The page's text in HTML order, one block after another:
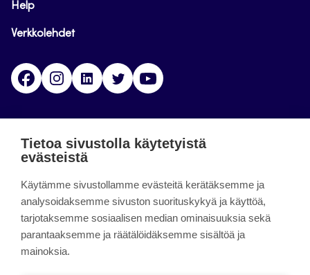
Help
Verkkolehdet
FacebookInstagramLinkedinTwitter
päättynyt 11.9.2023.
About the site
Käyttöehdot
Tietoa sivustolla käytetyistä
evästeistä
Käytämme sivustollamme evästeitä kerätäksemme ja
analysoidaksemme sivuston suorituskykyä ja käyttöä,
tarjotaksemme sosiaalisen median ominaisuuksia sekä
parantaaksemme ja räätälöidäksemme sisältöä ja
mainoksia.